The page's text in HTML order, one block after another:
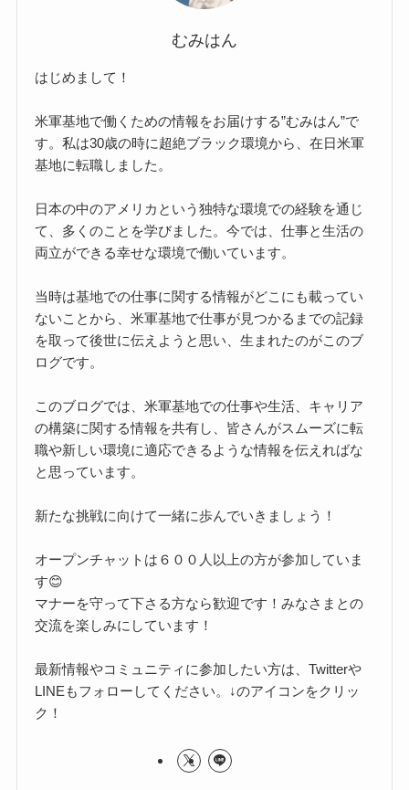
むみはん
はじめまして！
米軍基地で働くための情報をお届けする”むみはん”で
す。私は30歳の時に超絶ブラック環境から、在日米軍
基地に転職しました。
日本の中のアメリカという独特な環境での経験を通じ
て、多くのことを学びました。今では、仕事と生活の
両立ができる幸せな環境で働いています。
当時は基地での仕事に関する情報がどこにも載ってい
ないことから、米軍基地で仕事が見つかるまでの記録
を取って後世に伝えようと思い、生まれたのがこのブ
ログです。
このブログでは、米軍基地での仕事や生活、キャリア
の構築に関する情報を共有し、皆さんがスムーズに転
職や新しい環境に適応できるような情報を伝えればな
と思っています。
新たな挑戦に向けて一緒に歩んでいきましょう！
オープンチャットは６００人以上の方が参加していま
す😊
マナーを守って下さる方なら歓迎です！みなさまとの
交流を楽しみにしています！
最新情報やコミュニティに参加したい方は、Twitterや
LINEもフォローしてください。↓のアイコンをクリッ
ク！